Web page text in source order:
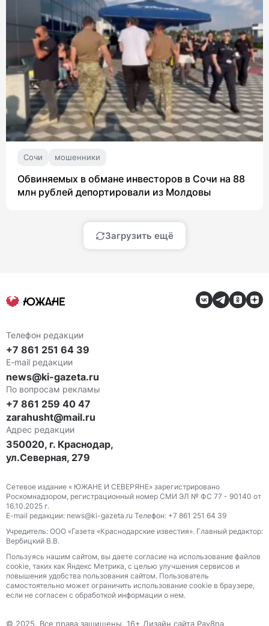
Сочи мошенники
Обвиняемых в обмане инвесторов в Сочи на 88
млн рублей депортировали из Молдовы
Загрузить ещё
Телефон редакции
+7 861 251 64 39
E-mail редакции
news@ki-gazeta.ru
По вопросам рекламы
+7 861 259 40 47
zarahusht@mail.ru
Адрес редакции
350020, г. Краснодар,
ул.Северная, 279
Сетевое издание « ЮЖАНЕ И СЕВЕРЯНЕ» зарегистрировано
Роскомнадзором, регистрационный номер СМИ ЭЛ № ФС 77 - 90140 от
16.10.2025 г.
E-mail редакции: news@ki-gazeta.ru Телефон: +7 861 251 64 39
Учредитель: ООО «Газета «Краснодарские известия». Главный редактор:
Вербицкий В.В.
Пользуясь нашим сайтом, вы даете согласие на использование файлов
сооkіе, таких как Яндекс Метрика, с целью улучшения сервисов и
повышения удобства пользования сайтом. Пользователь
самостоятельно может ограничить использование сооkіе в браузере,
если не согласен с обработкой информации о нем.
© 2025. Все права защищены. 16+ Дизайн сайта Pav8na